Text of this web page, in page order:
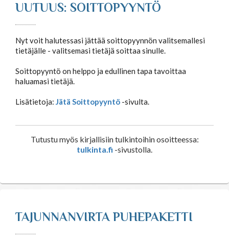
UUTUUS: SOITTOPYYNTÖ
Nyt voit halutessasi jättää soittopyynnön valitsemallesi
tietäjälle - valitsemasi tietäjä soittaa sinulle.
Soittopyyntö on helppo ja edullinen tapa tavoittaa
haluamasi tietäjä.
Lisätietoja: Jätä Soittopyyntö -sivulta.
Tutustu myös kirjallisiin tulkintoihin osoitteessa:
tulkinta.fi -sivustolla.
TAJUNNANVIRTA PUHEPAKETTI